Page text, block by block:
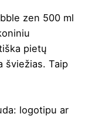
zen 500 ml
pietų
šviežias. Taip
: logotipu ar